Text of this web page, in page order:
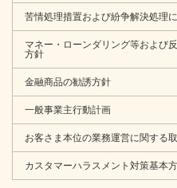
ッシュカード（ローンカー
型）規定」の一部改正につ
2024年3月19日
「ＡＰＩサービスに関する
2025年3月14日
電子インボイス閲覧システ
「電子インボイス閲覧シス
苦情処理措置および紛争解決処理
マネー・ローンダリング等および
方針
金融商品の勧誘方針
一般事業主行動計画
お客さま本位の業務運営に関する
カスタマーハラスメント対策基本